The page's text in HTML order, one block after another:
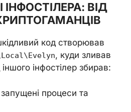
ВІД
код створював
, куди зливав
іншого інфостілер збирав:
процеси та